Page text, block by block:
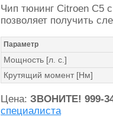
Чип тюнинг Citroen C5
позволяет получить
Параметр
Мощность [л. с.]
Крутящий момент [Нм]
Цена: ЗВОНИТЕ! 999-
специалиста